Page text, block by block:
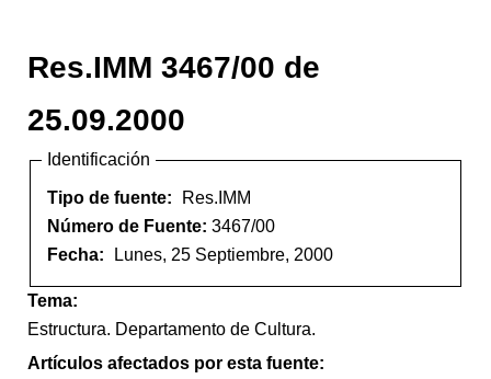
Res.IMM 3467/00 de
25.09.2000
Identificación
Tipo de fuente:
Res.IMM
Número de Fuente: 3467/00
Fecha:
Lunes, 25 Septiembre, 2000
Tema:
Estructura. Departamento de Cultura.
Artículos afectados por esta fuente: